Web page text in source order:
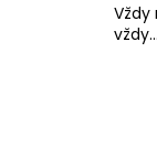
Vždy
vždy...